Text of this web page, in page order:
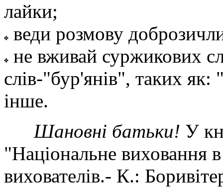
лайки;
веди розмову
не вживай суржикових
слів-"бур'янів", таких
інше.
Шановні батьки! У
"Національне виховання
вихователів.- К.: